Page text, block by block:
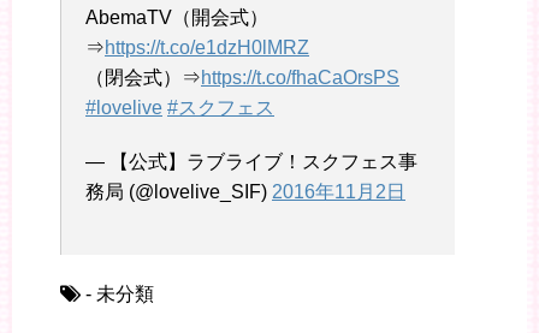
AbemaTV（開会式）
⇒https://t.co/e1dzH0lMRZ
（閉会式）⇒https://t.co/fhaCaOrsPS
#lovelive #スクフェス
— 【公式】ラブライブ！スクフェス事
務局 (@lovelive_SIF) 2016年11月2日
- 未分類